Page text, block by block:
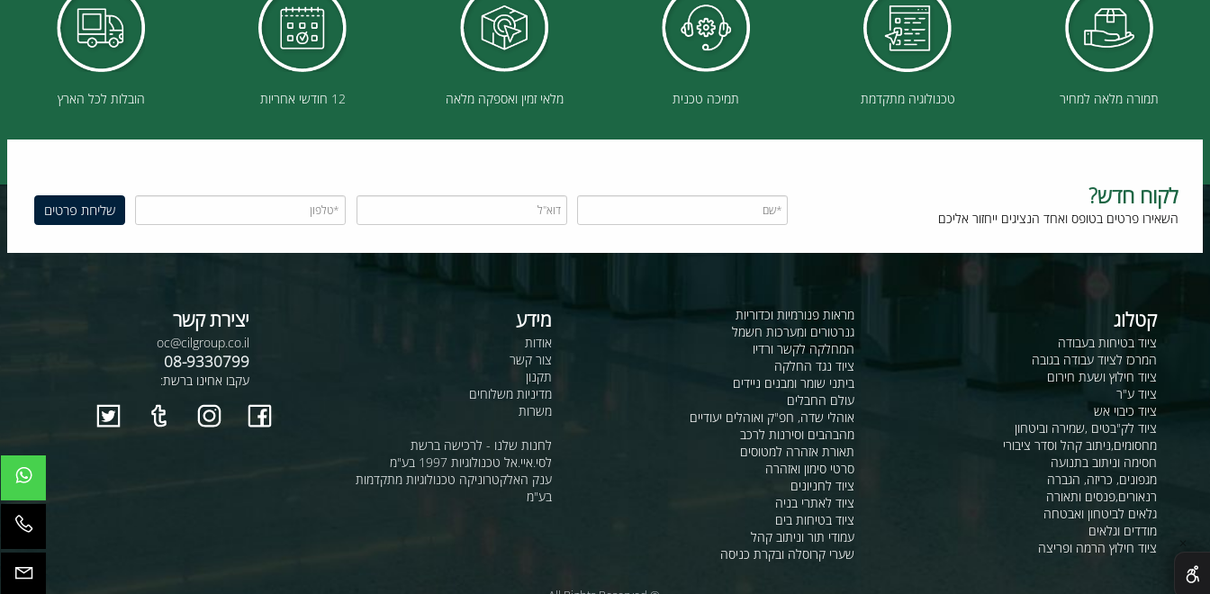
תמורה מלאה למחיר טכנולוגיה מתקדמת תמיכה טכנית מלאי זמין ואספקה מלאה 12 חודשי אחריות הובלות לכל הארץ
חדש?
פרטים בטופס ואחד הנציגים ייחזור אליכם
ציוד בטיחות בעבודה
המרכז לציוד עבודה בגובה
ציוד חילוץ ושעת חירום
ציוד כיבוי אש
ציוד לק"בטים ,שמירה וביטחון
מחסומים,ניתוב קהל וסדר ציבורי
חסימה וניתוב בתנועה
מגפונים, כריזה, הגברה
רנאורים,פנסים ותאורה
גלאים לביטחון ואבטחה
מראות פנורמיות וכדוריות
גנרטורים ומערכות חשמל
המחלקה לקשר ורדיו
ציוד נגד החלקה
ביתני שומר ומבנים ניידים
עולם החבלים
אוהלי שדה, חפ"ק ואוהלים יעודיים
מהבהבים וסירנות לרכב
תאורת אזהרה למטוסים
סרטי סימון ואזהרה
ציוד לחניונים
ציוד לאתרי בניה
מידע
אודות
צור קשר
מדיניות משלוחים
משרות
לחנות שלנו - לרכישה ברשת
יצירת קשר
08-9330799